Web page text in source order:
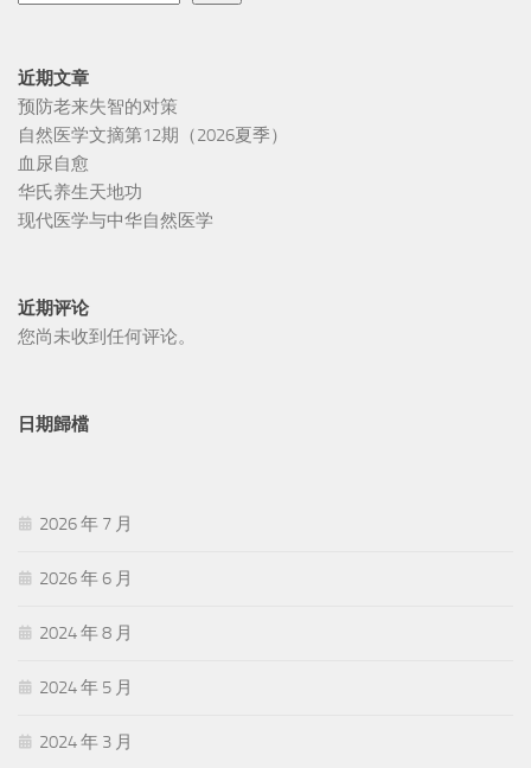
近期文章
预防老来失智的对策
自然医学文摘第12期（2026夏季）
血尿自愈
华氏养生天地功
现代医学与中华自然医学
近期评论
您尚未收到任何评论。
日期歸檔
2026 年 7 月
2026 年 6 月
2024 年 8 月
2024 年 5 月
2024 年 3 月